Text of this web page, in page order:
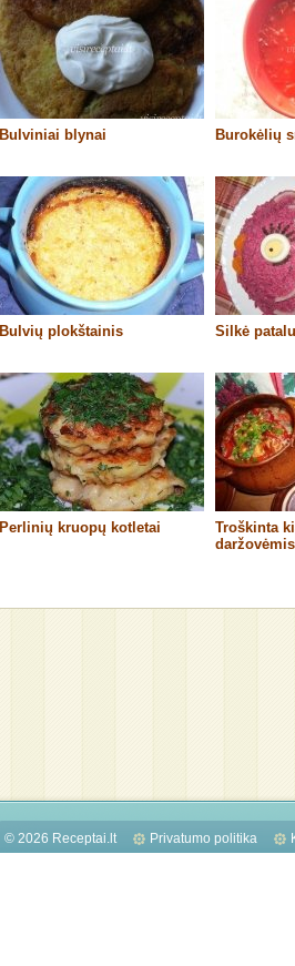
Bulviniai blynai Burokėlių
Bulvių plokštainis Silkė
Perlinių kruopų kotletai
Troškinta
daržovėmis
© 2026 Receptai.lt Privatumo politika